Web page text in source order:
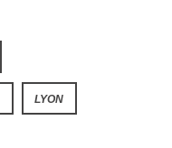
LYON